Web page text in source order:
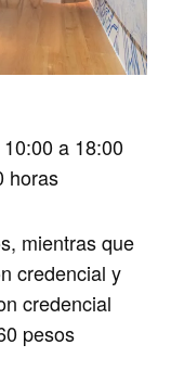
a 18:00
horas
, mientras que
credencial y
credencial
pesos